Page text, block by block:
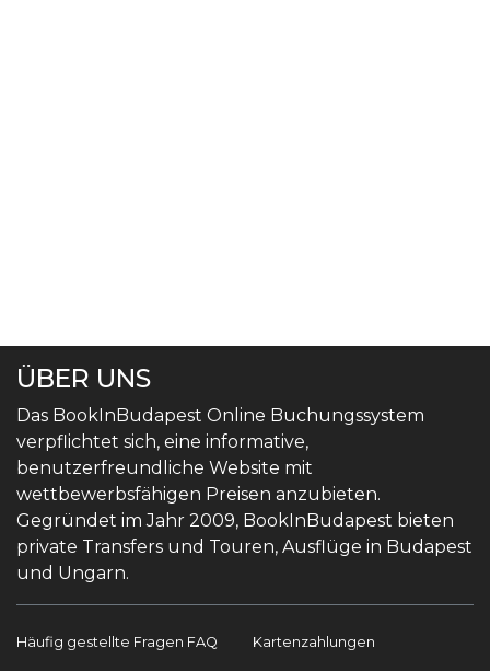
ÜBER UNS
Das BookInBudapest Online Buchungssystem
verpflichtet sich, eine informative,
benutzerfreundliche Website mit
wettbewerbsfähigen Preisen anzubieten.
Gegründet im Jahr 2009, BookInBudapest bieten
private Transfers und Touren, Ausflüge in Budapest
und Ungarn.
Häufig gestellte Fragen FAQ Kartenzahlungen